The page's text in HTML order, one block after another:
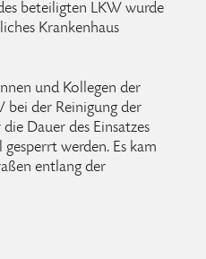
beteiligten LKW wurde
Krankenhaus
und Kollegen der
bei der Reinigung der
Dauer des Einsatzes
werden. Es kam
entlang der